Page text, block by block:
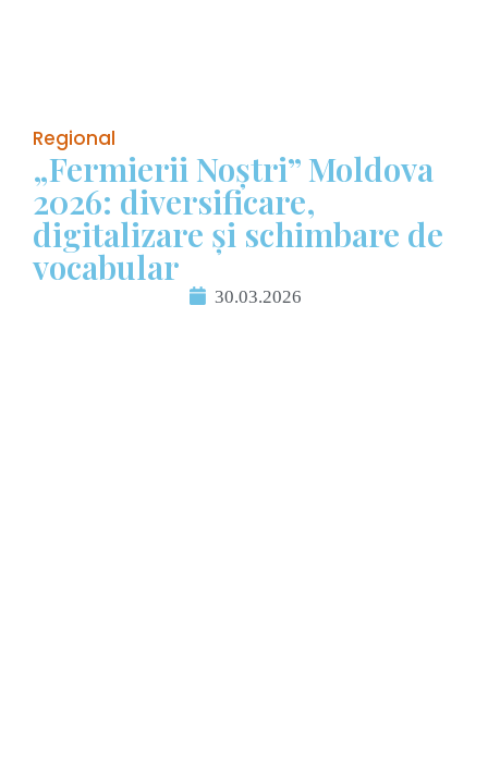
Regional
„Fermierii Noștri” Moldova
2026: diversificare,
digitalizare și schimbare de
vocabular
30.03.2026